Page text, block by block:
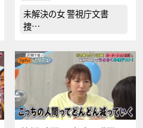
未解決の女 警視庁文書
捜…